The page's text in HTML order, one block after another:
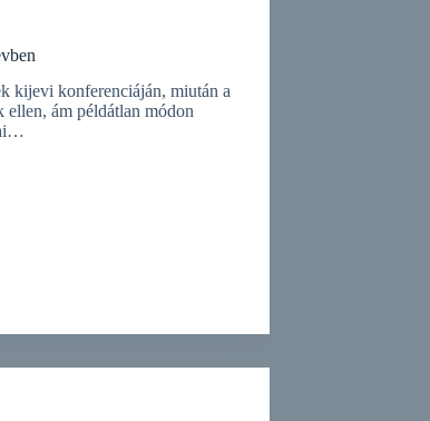
kijevi konferenciáján, miután a
ellen, ám példátlan módon